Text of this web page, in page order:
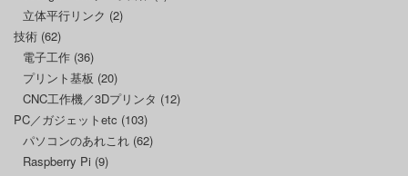
立体平行リンク (2)
技術 (62)
電子工作 (36)
プリント基板 (20)
CNC工作機／3Dプリンタ (12)
PC／ガジェットetc (103)
パソコンのあれこれ (62)
Raspberry Pi (9)